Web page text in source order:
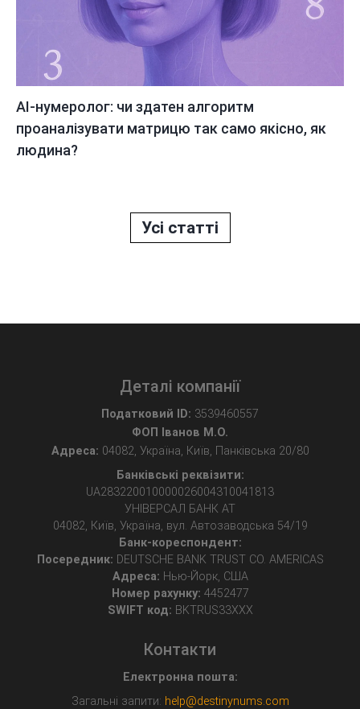
AI-нумеролог: чи здатен алгоритм
проаналізувати матрицю так само якісно, як
людина?
Усі статті
Деталі компанії
Податковий ID: 3539460557
ФОП Іванов М.О.
Адреса: 04082, Україна, Київ, Панківська 20/80
Банківські реквізити:
UA283220010000026004310041813
УНІВЕРСАЛ БАНК АТ
04082, Київ, Україна, вул. Автозаводська 54/19
Банк-кореспондент:
Посередник: DEUTSCHE BANK TRUST CO. AMERICAS
Адреса: Нью-Йорк, США
Номер рахунку: 4452477
SWIFT код: BKTRUS33XXX
Контакти
Електронна пошта:
Загальні запити: help@destinynums.com